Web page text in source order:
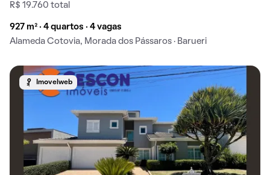
R$ 19.760 total
927 m² · 4 quartos · 4 vagas
Alameda Cotovia, Morada dos Pássaros · Barueri
Imovelweb